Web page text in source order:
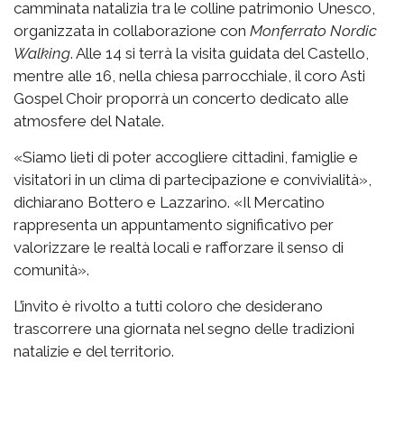
camminata natalizia tra le colline patrimonio Unesco,
organizzata in collaborazione con Monferrato Nordic
Walking. Alle 14 si terrà la visita guidata del Castello,
mentre alle 16, nella chiesa parrocchiale, il coro Asti
Gospel Choir proporrà un concerto dedicato alle
atmosfere del Natale.
«Siamo lieti di poter accogliere cittadini, famiglie e
visitatori in un clima di partecipazione e convivialità»,
dichiarano Bottero e Lazzarino. «Il Mercatino
rappresenta un appuntamento significativo per
valorizzare le realtà locali e rafforzare il senso di
comunità».
L’invito è rivolto a tutti coloro che desiderano
trascorrere una giornata nel segno delle tradizioni
natalizie e del territorio.